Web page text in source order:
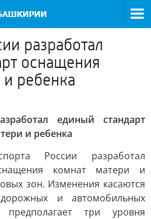
разработал
оснащения
ребенка
единый стандарт
и ребенка
России разработал
комнат матери и
зон. Изменения касаются
и автомобильных
предполагает три уровня